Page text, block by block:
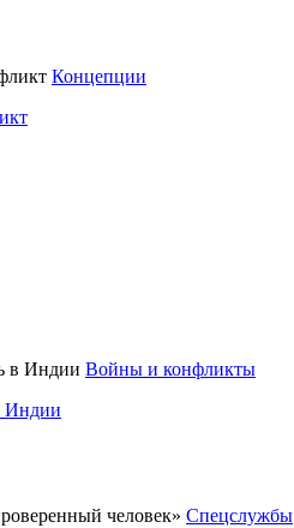
Концепции
Войны и конфликты
Индии
Спецслужбы